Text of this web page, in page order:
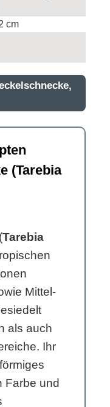
cm
(Tarebia
(Tarebia
Mittel-
als auch
Ihr
Farbe und